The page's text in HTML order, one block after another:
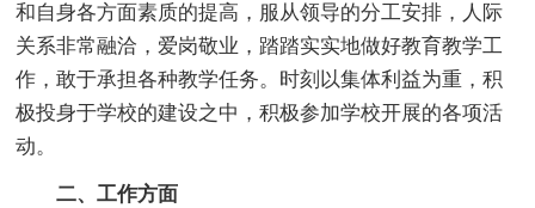
和自身各方面素质的提高，服从领导的分工安排，人际
关系非常融洽，爱岗敬业，踏踏实实地做好教育教学工
作，敢于承担各种教学任务。时刻以集体利益为重，积
极投身于学校的建设之中，积极参加学校开展的各项活
动。
二、工作方面